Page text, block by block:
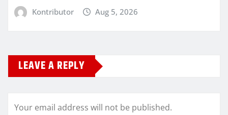
Kontributor Aug 5, 2026
LEAVE A REPLY
Your email address will not be published.